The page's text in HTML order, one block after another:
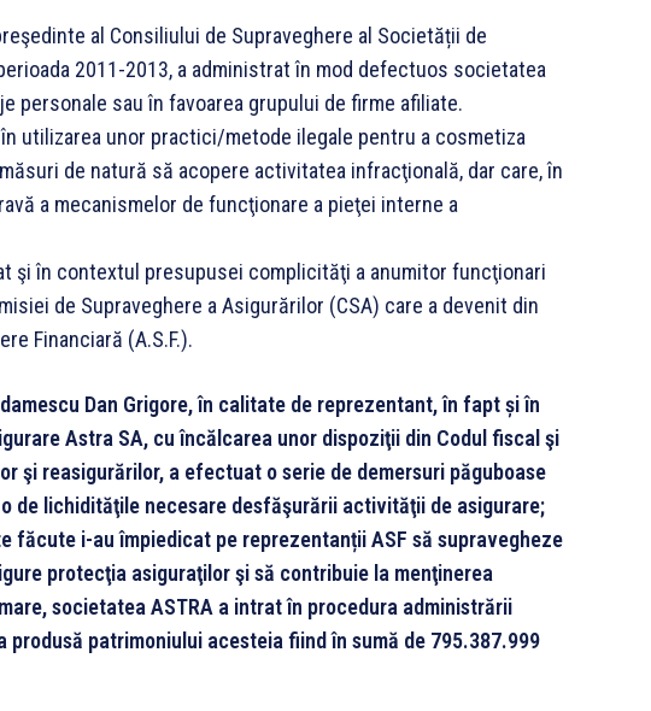
preşedinte al Consiliului de Supraveghere al Societății de
2011-2013, a administrat în mod defectuos societatea
personale sau în favoarea grupului de firme afiliate.
utilizarea unor practici/metode ilegale pentru a cosmetiza
de natură să acopere activitatea infracţională, dar care, în
a mecanismelor de funcţionare a pieţei interne a
şi în contextul presupusei complicităţi a anumitor funcţionari
de Supraveghere a Asigurărilor (CSA) care a devenit din
Financiară (A.S.F.).
Dan Grigore, în calitate de reprezentant, în fapt și în
Astra SA, cu încălcarea unor dispoziţii din Codul fiscal şi
şi reasigurărilor, a efectuat o serie de demersuri păguboase
de lichidităţile necesare desfăşurării activităţii de asigurare;
făcute i-au împiedicat pe reprezentanții ASF să supravegheze
protecţia asiguraţilor şi să contribuie la menţinerea
societatea ASTRA a intrat în procedura administrării
patrimoniului acesteia fiind în sumă de 795.387.999